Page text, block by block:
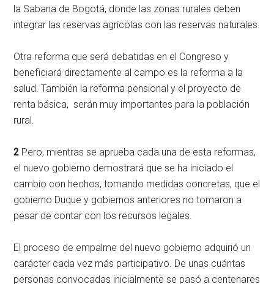
la Sabana de Bogotá, donde las zonas rurales deben
integrar las reservas agrícolas con las reservas naturales.
Otra reforma que será debatidas en el Congreso y
beneficiará directamente al campo es la reforma a la
salud. También la reforma pensional y el proyecto de
renta básica, serán muy importantes para la población
rural.
2 Pero, mientras se aprueba cada una de esta reformas,
el nuevo gobierno demostrará que se ha iniciado el
cambio con hechos, tomando medidas concretas, que el
gobierno Duque y gobiernos anteriores no tomaron a
pesar de contar con los recursos legales.
El proceso de empalme del nuevo gobierno adquirió un
carácter cada vez más participativo. De unas cuántas
personas convocadas inicialmente se pasó a centenares